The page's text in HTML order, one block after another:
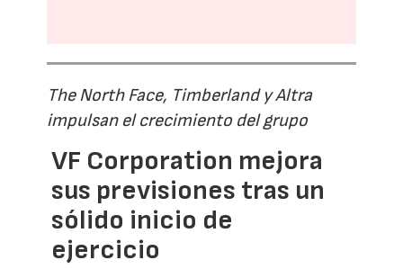
The North Face, Timberland y Altra
impulsan el crecimiento del grupo
VF Corporation mejora
sus previsiones tras un
sólido inicio de
ejercicio